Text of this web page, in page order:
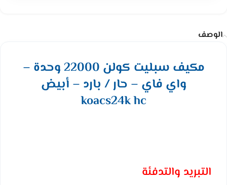
الوصف
مكيف سبليت كولن 22000 وحدة –
واي فاي – حار / بارد – أبيض
koacs24k hc
التبريد والتدفئة